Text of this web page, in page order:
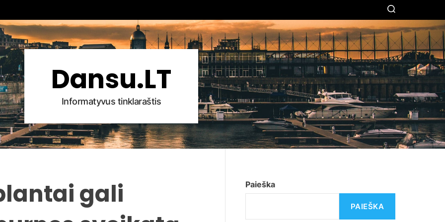
S
E
A
R
C
H
Dansu.LT
Informatyvus tinklaraštis
gali
Paieška
PAIEŠKA